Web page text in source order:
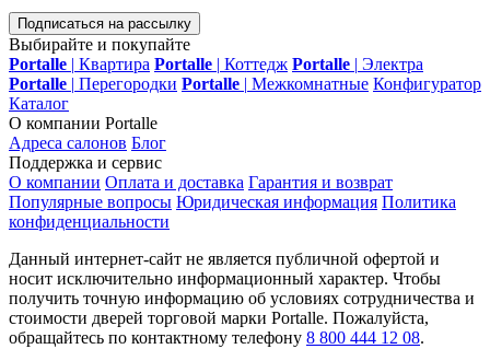
Подписаться на рассылку
Выбирайте и покупайте
Portalle | Квартира Portalle | Коттедж Portalle | Электра
Portalle | Перегородки Portalle | Межкомнатные Конфигуратор
Каталог
О компании Portalle
Адреса салонов Блог
Поддержка и сервис
О компании Оплата и доставка Гарантия и возврат
Популярные вопросы Юридическая информация Политика
конфиденциальности
Данный интернет-сайт не является публичной офертой и
носит исключительно информационный характер. Чтобы
получить точную информацию об условиях сотрудничества и
стоимости дверей торговой марки Portalle. Пожалуйста,
обращайтесь по контактному телефону 8 800 444 12 08.